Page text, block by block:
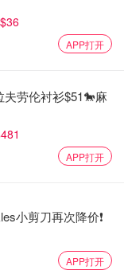
APP打开
夫劳伦衬衫$51🐎麻
APP打开
小剪刀再次降价❗️
APP打开